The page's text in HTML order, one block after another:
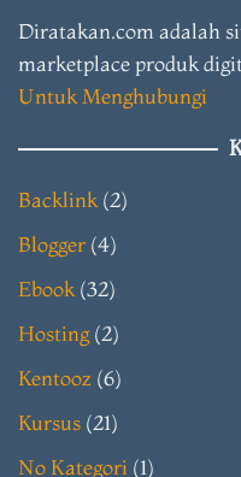
Diratakan.com adalah
marketplace produk
Untuk Menghubungi
Backlink (2)
Blogger (4)
Ebook (32)
Hosting(2)
Kentooz (6)
Kursus (21)
No Kategori (1)